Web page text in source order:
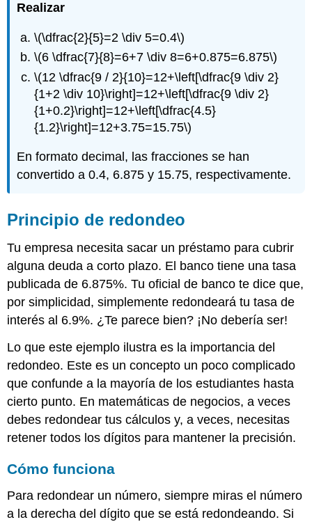
Realizar
\(\dfrac{2}{5}=2 \div 5=0.4\)
\(6 \dfrac{7}{8}=6+7 \div 8=6+0.875=6.875\)
\(12 \dfrac{9 / 2}{10}=12+\left[\dfrac{9 \div 2}
{1+2 \div 10}\right]=12+\left[\dfrac{9 \div 2}
{1+0.2}\right]=12+\left[\dfrac{4.5}
{1.2}\right]=12+3.75=15.75\)
En formato decimal, las fracciones se han
convertido a 0.4, 6.875 y 15.75, respectivamente.
Principio de redondeo
Tu empresa necesita sacar un préstamo para cubrir
alguna deuda a corto plazo. El banco tiene una tasa
publicada de 6.875%. Tu oficial de banco te dice que,
por simplicidad, simplemente redondeará tu tasa de
interés al 6.9%. ¿Te parece bien? ¡No debería ser!
Lo que este ejemplo ilustra es la importancia del
redondeo. Este es un concepto un poco complicado
que confunde a la mayoría de los estudiantes hasta
cierto punto. En matemáticas de negocios, a veces
debes redondear tus cálculos y, a veces, necesitas
retener todos los dígitos para mantener la precisión.
Cómo funciona
Para redondear un número, siempre miras el número
a la derecha del dígito que se está redondeando. Si